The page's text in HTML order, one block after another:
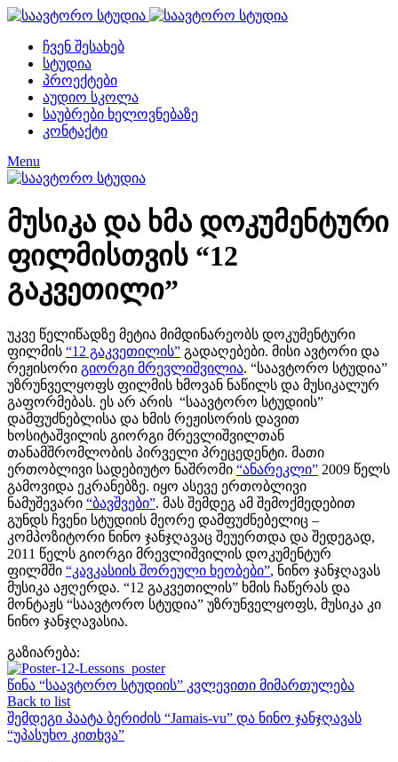
ჩვენ შესახებ
სტუდია
პროექტები
აუდიო სკოლა
საუბრები ხელოვნებაზე
კონტაქტი
Menu
მუსიკა და ხმა დოკუმენტური
ფილმისთვის “12
გაკვეთილი”
უკვე წელიწადზე მეტია მიმდინარეობს დოკუმენტური
ფილმის “12 გაკვეთილის” გადაღებები. მისი ავტორი და
რეჟისორი გიორგი მრევლიშვილია. “საავტორო სტუდია”
უზრუნველყოფს ფილმის ხმოვან ნაწილს და მუსიკალურ
გაფორმებას. ეს არ არის “საავტორო სტუდიის”
დამფუძნებლისა და ხმის რეჟისორის დავით
ხოსიტაშვილის გიორგი მრევლიშვილთან
თანამშრომლობის პირველი პრეცედენტი. მათი
ერთობლივი სადებიუტო ნაშრომი “ანარეკლი” 2009 წელს
გამოვიდა ეკრანებზე. იყო ასევე ერთობლივი
ნამუშევარი “ბავშვები”. მას შემდეგ ამ შემოქმედებით
გუნდს ჩვენი სტუდიის მეორე დამფუძნებელიც –
კომპოზიტორი ნინო ჯანჯღავაც შეუერთდა და შედეგად,
2011 წელს გიორგი მრევლიშვილის დოკუმენტურ
ფილმში “კავკასიის შორეული ხეობები”, ნინო ჯანჯღავას
მუსიკა აჟღერდა. “12 გაკვეთილის” ხმის ჩაწერას და
მონტაჟს “საავტორო სტუდია” უზრუნველყოფს, მუსიკა კი
ნინო ჯანჯღავასია.
გაზიარება:
წინა “საავტორო სტუდიის” კვლევითი მიმართულება
Back to list
შემდეგი პაატა ბერიძის “Jamais-vu” და ნინო ჯანჯღავას
“უპასუხო კითხვა”